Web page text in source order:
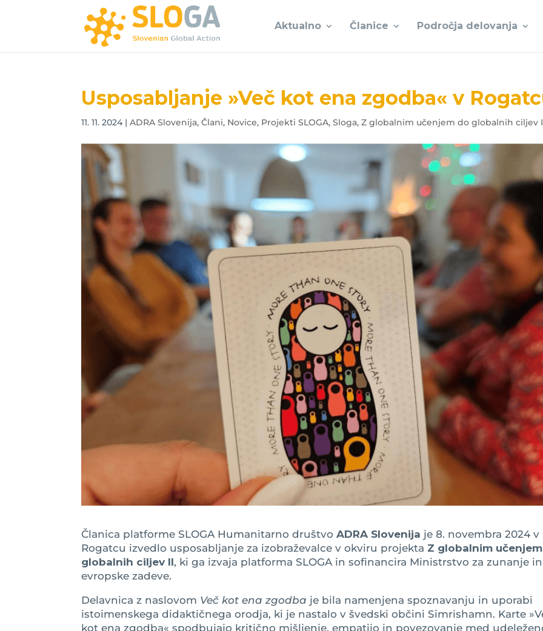
Aktualno Članice Področja delovanja
Usposabljanje »Več kot ena zgodba« v
11. 11. 2024 |ADRA Slovenija,Člani, Novice, Projekti SLOGA,Sloga,Z globalnim učenjem do globalnih ciljev
Članica platforme SLOGA Humanitarno društvoADRA Slovenija je 8. novembra 2024 v
Rogatcu izvedlo usposabljanje za izobraževalce v okviru projekta Z globalnim
globalnih ciljev II, ki ga izvaja platforma SLOGA in sofinancira Ministrstvo za zunanje in
evropske zadeve.
Delavnica z naslovom Več kot ena zgodba je bila namenjena spoznavanju in uporabi
istoimenskega didaktičnega orodja, ki je nastalo v švedski občini Simrishamn. Karte
kot ena zgodba« spodbujajo kritično mišljenje, empatijo in povezovanje med